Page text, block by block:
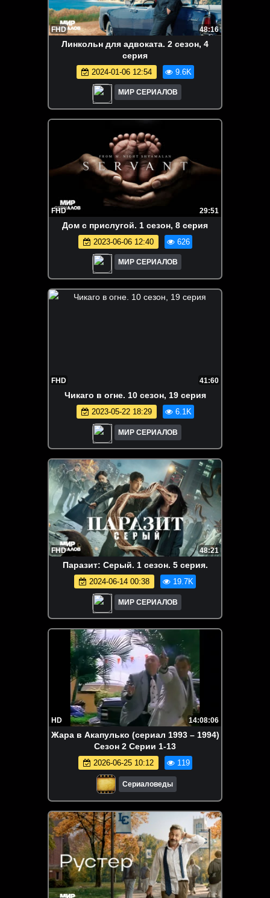
FHD 48:16
Линкольн для адвоката. 2 сезон, 4
серия
2024-01-06 12:54 9.6K
МИР СЕРИАЛОВ
FHD 29:51
Дoм с пpислугoй. 1 сезон, 8 серия
2023-06-06 12:40 626
МИР СЕРИАЛОВ
FHD 41:60
Чикаго в огне. 10 сезон, 19 серия
2023-05-22 18:29 6.1K
МИР СЕРИАЛОВ
FHD 48:21
Паразит: Серый. 1 сезон. 5 серия.
2024-06-14 00:38 19.7K
МИР СЕРИАЛОВ
HD 14:08:06
Жара в Акапулько (сериал 1993 – 1994)
Сезон 2 Серии 1-13
2026-06-25 10:12 119
Сериаловеды